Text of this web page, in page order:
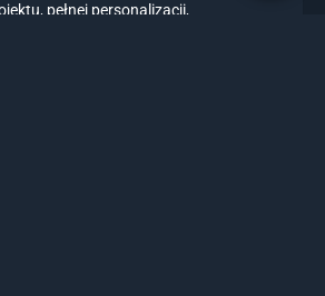
pełnej personalizacji,